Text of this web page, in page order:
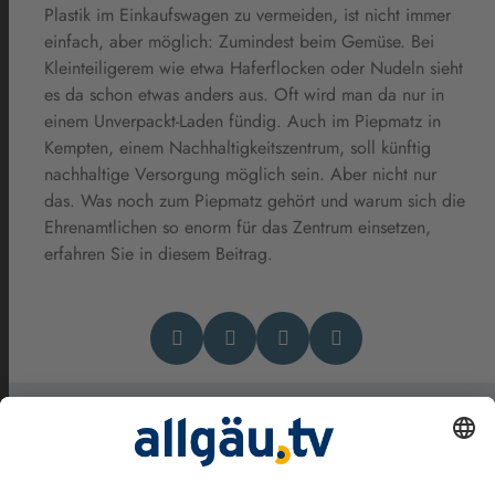
Plastik im Einkaufswagen zu vermeiden, ist nicht immer
einfach, aber möglich: Zumindest beim Gemüse. Bei
Kleinteiligerem wie etwa Haferflocken oder Nudeln sieht
es da schon etwas anders aus. Oft wird man da nur in
einem Unverpackt-Laden fündig. Auch im Piepmatz in
Kempten, einem Nachhaltigkeitszentrum, soll künftig
nachhaltige Versorgung möglich sein. Aber nicht nur
das. Was noch zum Piepmatz gehört und warum sich die
Ehrenamtlichen so enorm für das Zentrum einsetzen,
erfahren Sie in diesem Beitrag.
Das könnte Dich auch